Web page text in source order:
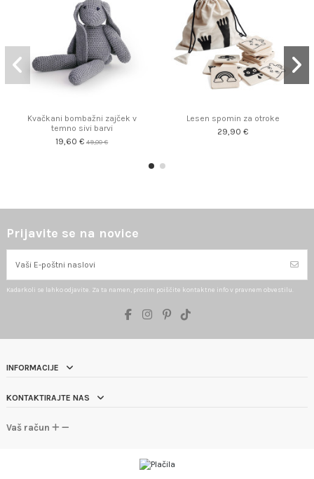
Kvačkani bombažni zajček v
temno sivi barvi
19,60 €49,00 €
Lesen spomin za otroke
29,90 €
Prijavite se na novice
Kadarkoli se lahko odjavite. Za ta namen, prosim poiščite kontaktne info v pravnem obvestilu.
INFORMACIJE
KONTAKTIRAJTE NAS
Vaš račun